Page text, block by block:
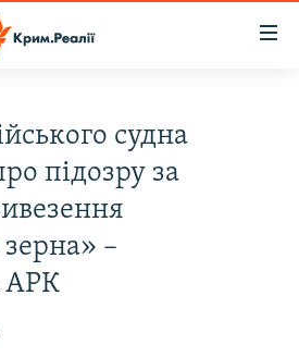
судна
підозру за
–
АРК